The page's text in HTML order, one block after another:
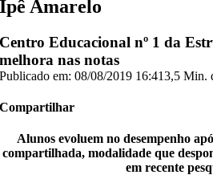
Ipê Amarelo
Centro Educacional nº 1 da
melhora nas notas
Publicado em: 08/08/2019 16:413,5 Min.
Compartilhar
Alunos evoluem no desempenho
compartilhada, modalidade que
em recente